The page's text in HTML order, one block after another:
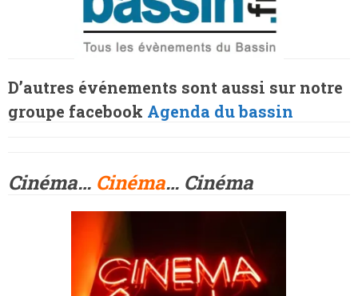
D’autres événements sont aussi sur notre
groupe facebook Agenda du bassin
Cinéma… Cinéma… Cinéma